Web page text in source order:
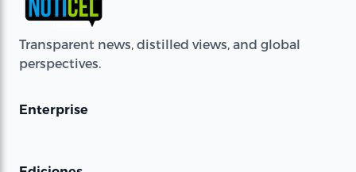
Transparent news, distilled views, and global
perspectives.
Enterprise